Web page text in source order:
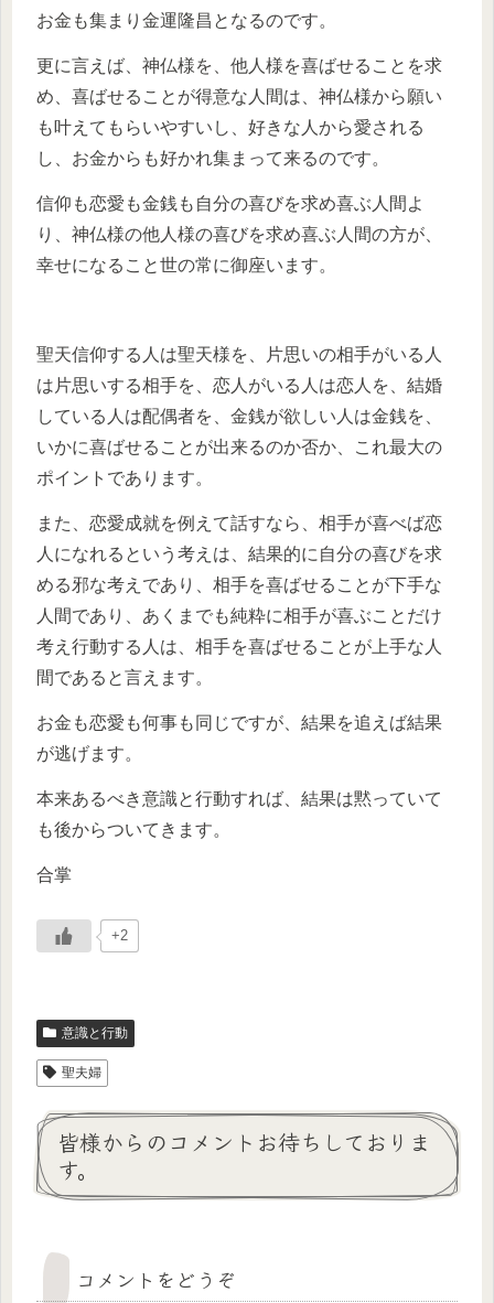
お金も集まり金運隆昌となるのです。
更に言えば、神仏様を、他人様を喜ばせることを求
め、喜ばせることが得意な人間は、神仏様から願い
も叶えてもらいやすいし、好きな人から愛される
し、お金からも好かれ集まって来るのです。
信仰も恋愛も金銭も自分の喜びを求め喜ぶ人間よ
り、神仏様の他人様の喜びを求め喜ぶ人間の方が、
幸せになること世の常に御座います。
聖天信仰する人は聖天様を、片思いの相手がいる人
は片思いする相手を、恋人がいる人は恋人を、結婚
している人は配偶者を、金銭が欲しい人は金銭を、
いかに喜ばせることが出来るのか否か、これ最大の
ポイントであります。
また、恋愛成就を例えて話すなら、相手が喜べば恋
人になれるという考えは、結果的に自分の喜びを求
める邪な考えであり、相手を喜ばせることが下手な
人間であり、あくまでも純粋に相手が喜ぶことだけ
考え行動する人は、相手を喜ばせることが上手な人
間であると言えます。
お金も恋愛も何事も同じですが、結果を追えば結果
が逃げます。
本来あるべき意識と行動すれば、結果は黙っていて
も後からついてきます。
合掌
+2
意識と行動
聖夫婦
皆様からのコメントお待ちしておりま
す。
コメントをどうぞ